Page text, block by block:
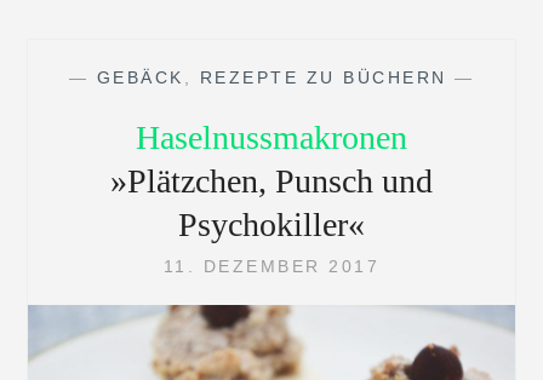
— GEBÄCK REZEPTE ZU BÜCHERN —
Haselnussmakronen
»Plätzchen, Punsch und
Psychokiller«
11. DEZEMBER 2017